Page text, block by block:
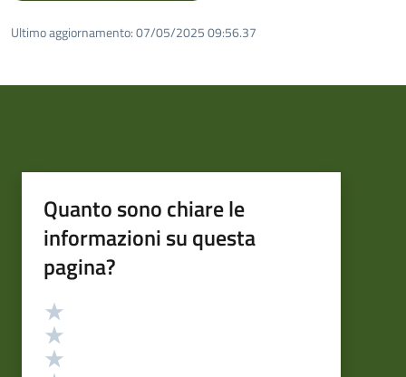
Ultimo aggiornamento:07/05/2025 09:56.37
Quanto sono chiare le
informazioni su questa
pagina?
Valutazione